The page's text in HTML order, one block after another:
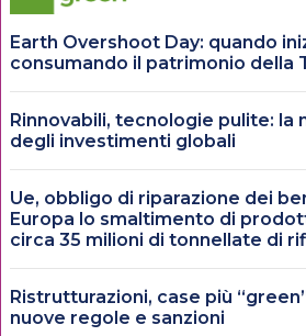
Earth Overshoot Day: quando
consumando il patrimonio della
Rinnovabili, tecnologie pulite: la
degli investimenti globali
Ue, obbligo di riparazione dei
Europa lo smaltimento di
circa 35 milioni di tonnellate di
Ristrutturazioni, case più
nuove regole e sanzioni